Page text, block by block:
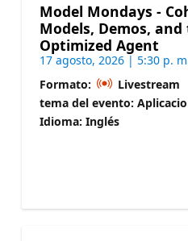
Model Mondays -
Models, Demos,
Optimized Agent
17 agosto, 2026 | 5:30 p.
Formato:
Livestream
tema del evento:
Idioma: Inglés